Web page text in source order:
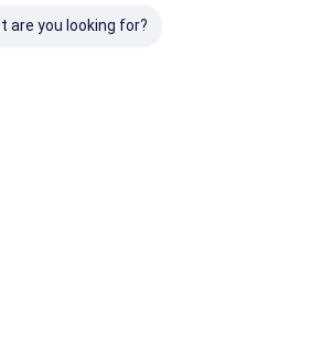
CO., LTD. All Rights Reserved.
are you looking for?